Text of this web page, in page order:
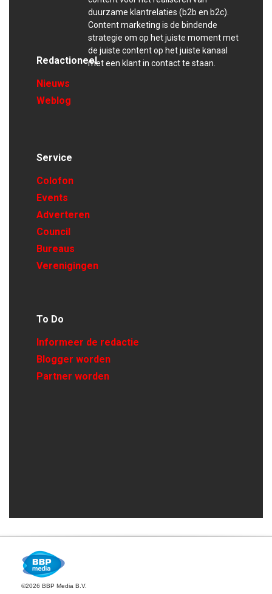
duurzame klantrelaties (b2b en b2c).
Content marketing is de bindende
strategie om op het juiste moment met
de juiste content op het juiste kanaal
met een klant in contact te staan.
Redactioneel
Nieuws
Weblog
Service
Colofon
Events
Adverteren
Council
Bureaus
Verenigingen
To Do
Informeer de redactie
Blogger worden
Partner worden
©2026 BBP Media B.V.